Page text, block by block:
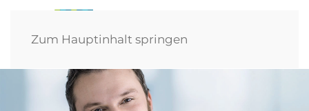
Zum Hauptinhalt springen